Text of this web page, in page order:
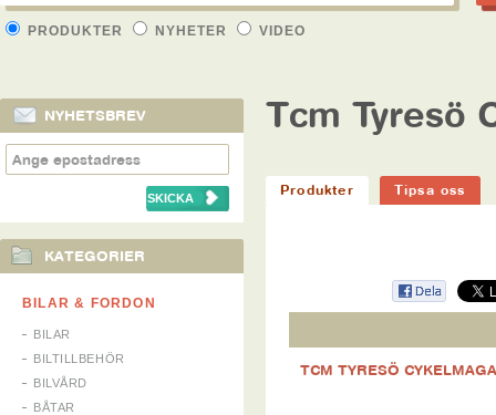
PRODUKTER NYHETER VIDEO
NYHETSBREV
KATEGORIER
BILAR & FORDON
BILAR
BILTILLBEHÖR
BILVÅRD
BÅTAR
Tcm Tyresö
Produkter Tipsa oss
TCM TYRESÖ